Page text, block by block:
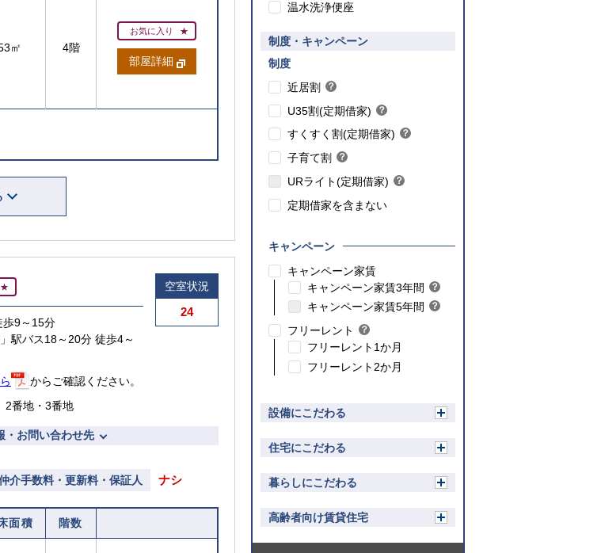
㎡ 4階
お気に入り
部屋詳細
歩9～15分
駅バス18～20分 徒歩4～
からご確認ください。
2番地・3番地
空室状況
24
・お問い合わせ先
介手数料・更新料・保証人 ナシ
面積 階数
温水洗浄便座
制度・キャンペーン
制度
近居割
？
ン
ト
こちら
U35割(定期借家) ？
ン
【ご入居要件あり】35歳以下の方限定
こちら
すくすく割(定期借家) ？
ト
【ご入居要件あり】満18歳未満のお子様を
扶養、もしくはご妊娠されている方限定
こちら
子育て割 ？
ン
ト
【ご入居要件あり】子育て世帯や新婚世帯
の方限定
こちら
URライト(定期借家) ？
こちら
定期借家を含まない
キャンペーン
キャンペーン家賃
キャンペーン家賃3年間 ？
ヒ
キャンペーン家賃5年間 ？
こちら
フリーレント ？
ヒ
ト
こちら
フリーレント1か月
フリーレント2か月
設備にこだわる
く住宅にこだわる
く暮らしにこだわる
く高齢者向け賃貸住宅